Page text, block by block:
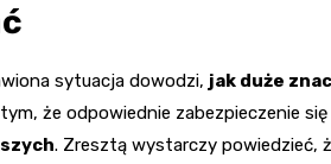
sytuacja dowodzi, jak duże
że odpowiednie zabezpieczenie
. Zresztą wystarczy powiedzieć,